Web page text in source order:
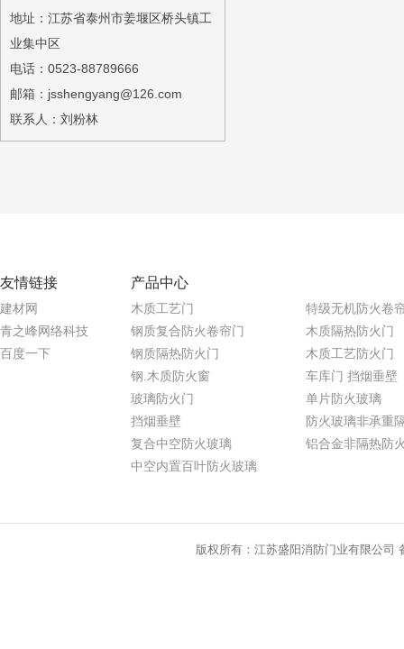
地址：江苏省泰州市姜堰区桥头镇工
业集中区
电话：0523-88789666
邮箱：jsshengyang@126.com
联系人：刘粉林
友情链接
建材网
青之峰网络科技
百度一下
产品中心
木质工艺门
特级无机防火卷
钢质复合防火卷帘门
木质隔热防火门
钢质隔热防火门
木质工艺防火门
钢.木质防火窗
车库门 挡烟垂壁
玻璃防火门
单片防火玻璃
挡烟垂壁
防火玻璃非承重
复合中空防火玻璃
铝合金非隔热防
中空内置百叶防火玻璃
版权所有：江苏盛阳消防门业有限公司